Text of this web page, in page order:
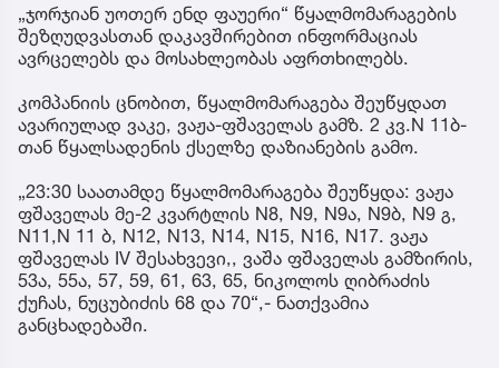
„ჯორჯიან უოთერ ენდ ფაუერი“ წყალმომარაგების
შეზღუდვასთან დაკავშირებით ინფორმაციას
ავრცელებს და მოსახლეობას აფრთხილებს.
კომპანიის ცნობით, წყალმომარაგება შეუწყდათ
ავარიულად ვაკე, ვაჟა-ფშაველას გამზ. 2 კვ.N 11ბ-
თან წყალსადენის ქსელზე დაზიანების გამო.
„23:30 საათამდე წყალმომარაგება შეუწყდა: ვაჟა
ფშაველას მე-2 კვარტლის N8, N9, N9ა, N9ბ, N9 გ,
N11,N 11 ბ, N12, N13, N14, N15, N16, N17. ვაჟა
ფშაველას IV შესახვევი,, ვაშა ფშაველას გამზირის,
53ა, 55ა, 57, 59, 61, 63, 65, ნიკოლოს ღიბრაძის
ქუჩას, ნუცუბიძის 68 და 70“,- ნათქვამია
განცხადებაში.